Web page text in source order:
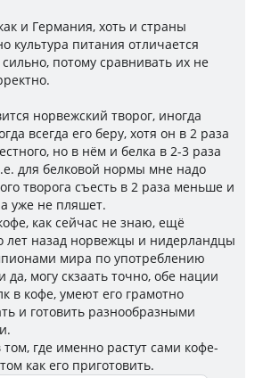
и Германия, хоть и страны
культура питания отличается
потому сравнивать их не
норвежский творог, иногда
всегда его беру, хотя он в 2 раза
но в нём и белка в 2-3 раза
для белковой нормы мне надо
творога съесть в 2 раза меньше и
уже не пляшет.
как сейчас не знаю, ещё
лет назад норвежцы и нидерландцы
мира по употреблению
да, могу скзаать точно, обе нации
в кофе, умеют его грамотно
и готовить разнообразными
где именно растут сами кофе-
как его приготовить.